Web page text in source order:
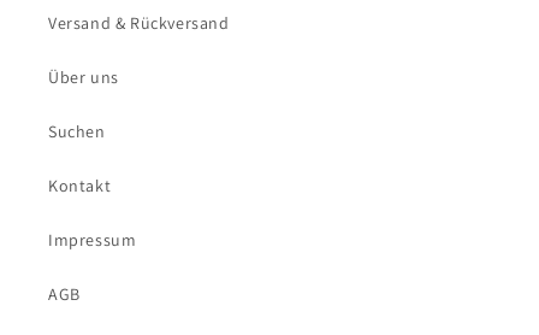
Versand & Rückversand
Über uns
Suchen
Kontakt
Impressum
AGB